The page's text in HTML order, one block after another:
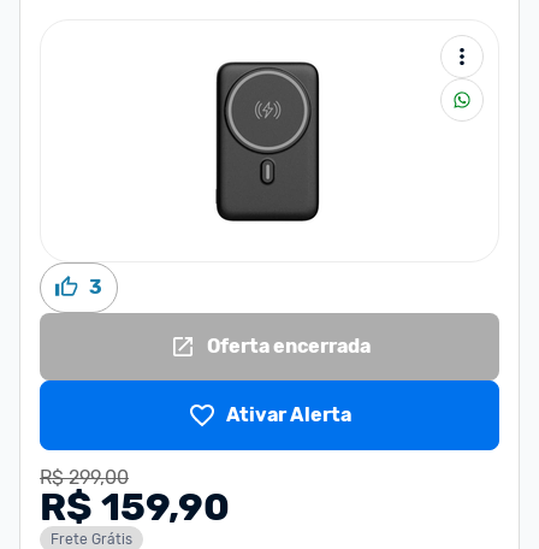
3
Oferta encerrada
Ativar Alerta
R$ 299,00
R$ 159,90
Frete Grátis